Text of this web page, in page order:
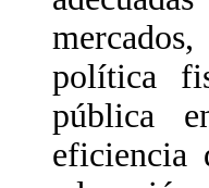
política
pública
eficiencia